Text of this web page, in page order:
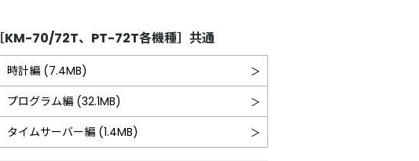
［KM-70/72T、PT-72T各機種］共通
時計編 (7.4MB)
プログラム編 (32.1MB)
タイムサーバー編 (1.4MB)